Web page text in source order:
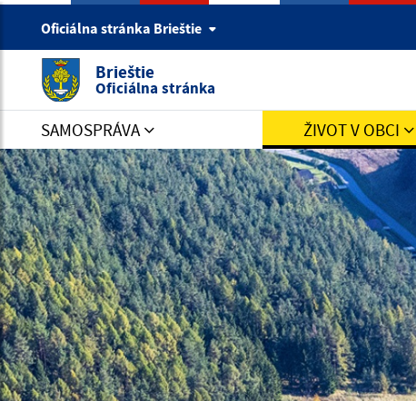
Oficiálna stránka Brieštie
Brieštie
Oficiálna stránka
SAMOSPRÁVA ŽIVOT V OBCI